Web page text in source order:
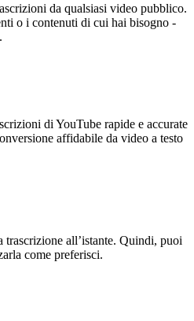
da qualsiasi video pubblico.
o i contenuti di cui hai bisogno -
di YouTube rapide e accurate
affidabile da video a testo
trascrizione all’istante. Quindi, puoi
come preferisci.